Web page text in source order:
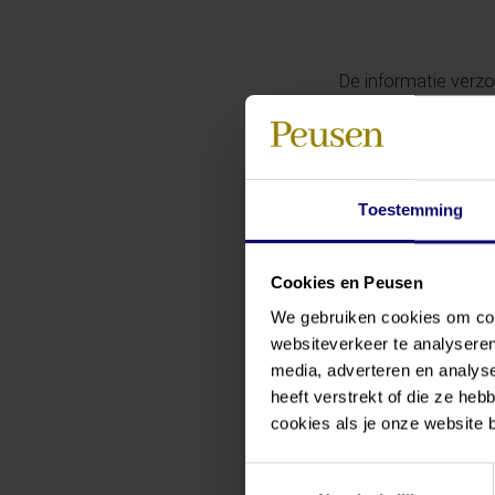
Toestemming
Cookies en Peusen
We gebruiken cookies om
websiteverkeer te
media, adverteren en
heeft verstrekt of die ze
cookies als je onze website
De informatie
vermenigvuldiging,
Peusen
verzonden e-
garanderen dat
overgebracht
mailbericht niet
retourneren aan
Peusen